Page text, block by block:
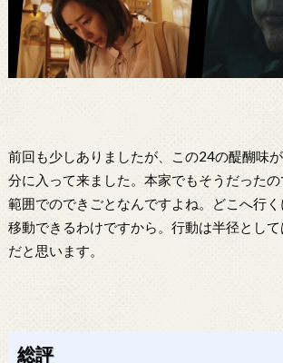
前回も少しありましたが、この24の醍醐味
分に入って来ました。本家でもそうだった
範囲でのできごとなんですよね。どこへ行
移動できるわけですから。行動は半径とし
だと思います。
総評